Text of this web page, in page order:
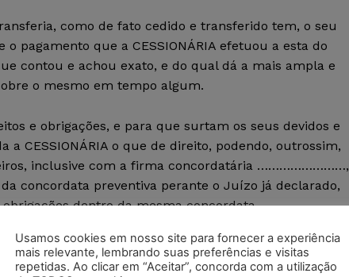
como de fato cedido e transferido tem, o seu
pagamento que a CESSIONÁRIA efetuou a esta do
contou e achou exato, e do qual dá a mais ampla e
o mesmo em tempo algum.
e obrigações, e para que surtam os seus devidos e
a CESSIONÁRIA o que de direito, podendo, outrossim,
inclusive com a firma concordatária ……………………,
concordata preventiva perante o Juízo já declarado,
dentro da mesma concordata.
parte da CESSIONÁRIA, e uma vez preenchidas todas
obrigam-se a bem e fielmente cumpri-lo, e o assinam
Usamos cookies em nosso site para fornecer a experiência
mais relevante, lembrando suas preferências e visitas
repetidas. Ao clicar em “Aceitar”, concorda com a utilização